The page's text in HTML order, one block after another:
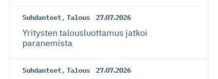
Suhdanteet, Talous 27.07.2026
Yritysten talousluottamus jatkoi
paranemista
Suhdanteet, Talous 27.07.2026